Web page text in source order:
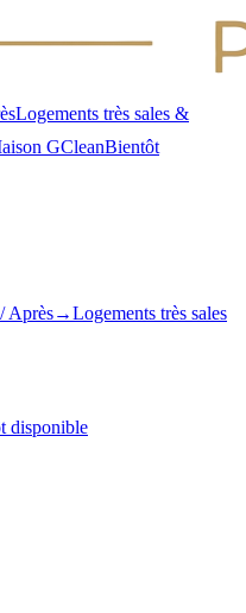
Logements très sales &
GCleanBientôt
Après→Logements très sales
disponible